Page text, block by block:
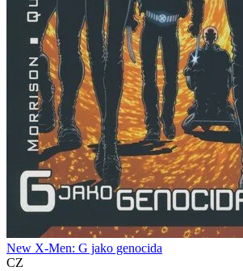
New X-Men: G jako genocida
CZ